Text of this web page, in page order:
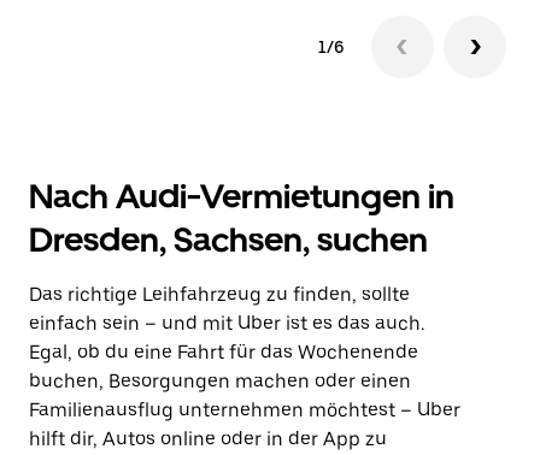
1/6
Nach Audi-Vermietungen in
Dresden, Sachsen, suchen
Das richtige Leihfahrzeug zu finden, sollte
einfach sein – und mit Uber ist es das auch.
Egal, ob du eine Fahrt für das Wochenende
buchen, Besorgungen machen oder einen
Familienausflug unternehmen möchtest – Uber
hilft dir, Autos online oder in der App zu